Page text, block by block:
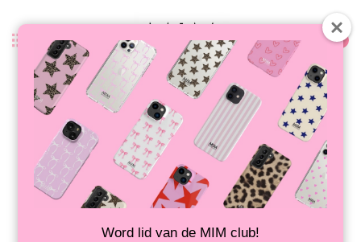
0
Zurück
MIM TOTE BAG SCHWARZ
AUF LAGER
Word lid van de MIM club!